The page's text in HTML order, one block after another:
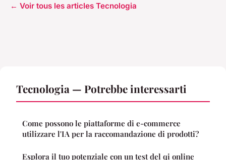
← Voir tous les articles Tecnologia
Tecnologia — Potrebbe interessarti
Come possono le piattaforme di e-commerce
utilizzare l'IA per la raccomandazione di prodotti?
Esplora il tuo potenziale con un test del qi online